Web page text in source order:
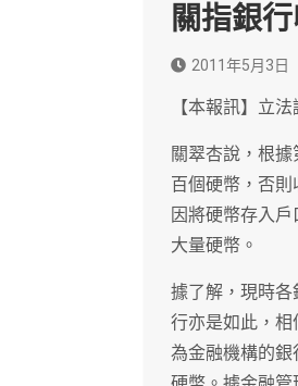
關指銀
2011年5月3日
【本報訊】立
關翠杏說，根
百個硬幣，否
因將硬幣存入
大量硬幣。
據了解，現時
行亦是如此，
為金融機構的